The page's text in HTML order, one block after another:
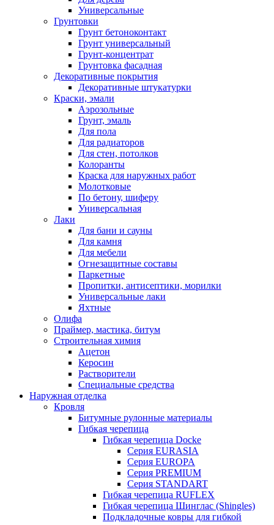
Универсальные
Грунтовки
Грунт бетоноконтакт
Грунт универсальный
Грунт-концентрат
Грунтовка фасадная
Декоративные покрытия
Декоративные штукатурки
Краски, эмали
Аэрозольные
Грунт, эмаль
Для пола
Для радиаторов
Для стен, потолков
Колоранты
Краска для наружных работ
Молотковые
По бетону, шиферу
Универсальная
Лаки
Для бани и сауны
Для камня
Для мебели
Огнезащитные составы
Паркетные
Пропитки, антисептики, морилки
Универсальные лаки
Яхтные
Олифа
Праймер, мастика, битум
Строительная химия
Ацетон
Керосин
Растворители
Специальные средства
Наружная отделка
Кровля
Битумные рулонные материалы
Гибкая черепица
Гибкая черепица Docke
Серия EURASIA
Серия EUROPA
Серия PREMIUM
Серия STANDART
Гибкая черепица RUFLEX
Гибкая черепица Шинглас (Shingles)
Подкладочные ковры для гибкой